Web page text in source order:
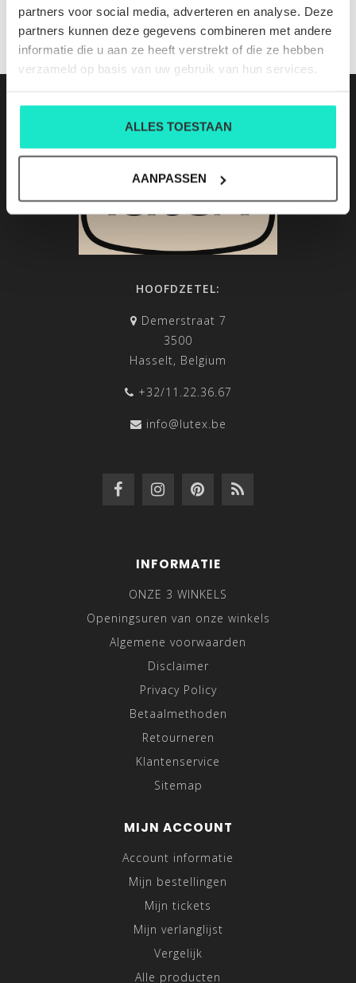
partners voor social media, adverteren en analyse. Deze
partners kunnen deze gegevens combineren met andere
informatie die u aan ze heeft verstrekt of die ze hebben
verzameld op basis van uw gebruik van hun services.
ALLES TOESTAAN
AANPASSEN
JE BEOORDELING TOEVOEGEN
HOOFDZETEL:
Demerstraat 7
3500
Hasselt, Belgium
+32/11.22.36.67
info@lutex.be
INFORMATIE
ONZE 3 WINKELS
Openingsuren van onze winkels
Algemene voorwaarden
Disclaimer
Privacy Policy
Betaalmethoden
Retourneren
Klantenservice
Sitemap
MIJN ACCOUNT
Account informatie
Mijn bestellingen
Mijn tickets
Mijn verlanglijst
Vergelijk
Alle producten